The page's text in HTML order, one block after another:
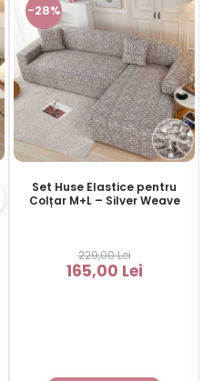
-28%
Set Huse Elastice pentru
Colțar M+L – Silver Weave
229,00 Lei
165,00 Lei